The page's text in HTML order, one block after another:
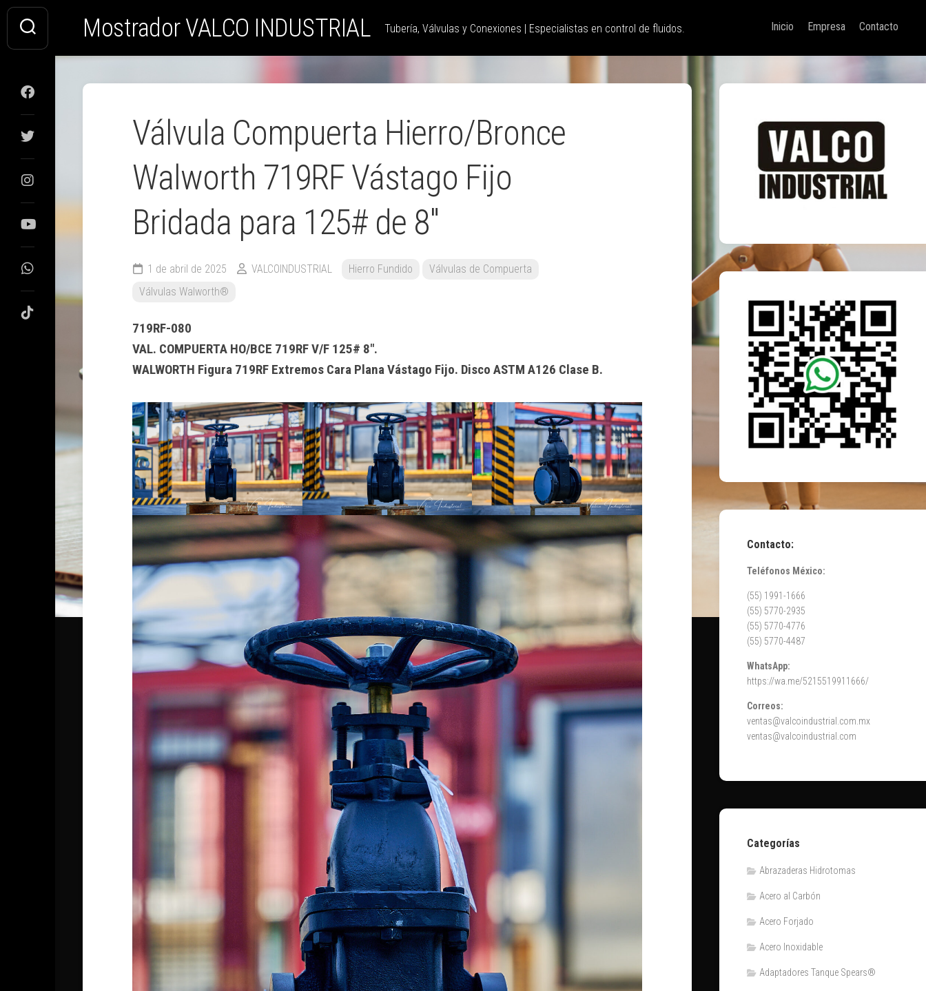
Saltar
contenido
Mostrador VALCO INDUSTRIAL Tubería, Válvulas y Conexiones | Especialistas en control de fluidos. Inicio Empresa Contacto
Válvula Compuerta Hierro/Bronce
Walworth 719RF Vástago Fijo
Bridada para 125# de 8″
1 de abril de 2025 VALCOINDUSTRIAL Hierro Fundido
Válvulas de Compuerta
Válvulas Walworth®
719RF-080
VAL. COMPUERTA HO/BCE 719RF V/F 125# 8″.
WALWORTH Figura 719RF Extremos Cara Plana Vástago Fijo. Disco ASTM A126 Clase B.
Contacto:
Teléfonos México:
(55) 1991-1666
(55) 5770-2935
(55) 5770-4776
(55) 5770-4487
WhatsApp:
https://wa.me/5215519911666/
Correos:
ventas@valcoindustrial.com.mx
ventas@valcoindustrial.com
Categorías
Abrazaderas Hidrotomas
Acero al Carbón
Acero Forjado
Acero Inoxidable
Adaptadores Tanque Spears®